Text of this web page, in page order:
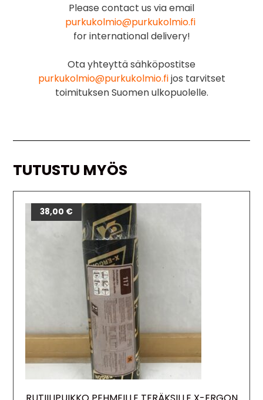
Please contact us via email
purkukolmio@purkukolmio.fi
for international delivery!
Ota yhteyttä sähköpostitse
purkukolmio@purkukolmio.fijos tarvitset
toimituksen Suomen ulkopuolelle.
TUTUSTU MYÖS
38,00 €